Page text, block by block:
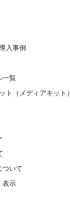
入事例
一覧
（メディアキット）
ついて
表示